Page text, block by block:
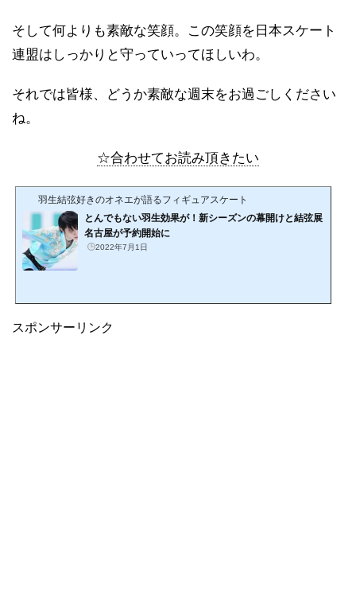
そして何よりも素敵な笑顔。この笑顔を日本スケート
連盟はしっかりと守っていってほしいわ。
それでは皆様、どうか素敵な週末をお過ごしください
ね。
☆合わせてお読み頂きたい
羽生結弦好きのオネエが語るフィギュアスケート
とんでもない羽生効果が！新シーズンの幕開けと結弦展
名古屋が予約開始に
2022年7月1日
スポンサーリンク